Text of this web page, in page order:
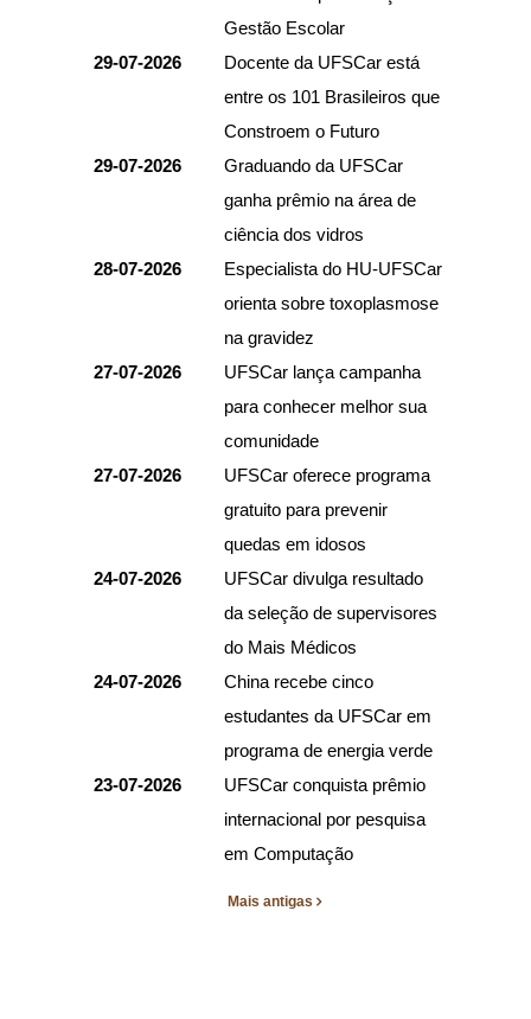
Gestão Escolar
29-07-2026
Docente da UFSCar está
entre os 101 Brasileiros que
Constroem o Futuro
29-07-2026
Graduando da UFSCar
ganha prêmio na área de
ciência dos vidros
28-07-2026
Especialista do HU-UFSCar
orienta sobre toxoplasmose
na gravidez
27-07-2026
UFSCar lança campanha
para conhecer melhor sua
comunidade
27-07-2026
UFSCar oferece programa
gratuito para prevenir
quedas em idosos
24-07-2026
UFSCar divulga resultado
da seleção de supervisores
do Mais Médicos
24-07-2026
China recebe cinco
estudantes da UFSCar em
programa de energia verde
23-07-2026
UFSCar conquista prêmio
internacional por pesquisa
em Computação
Mais antigas